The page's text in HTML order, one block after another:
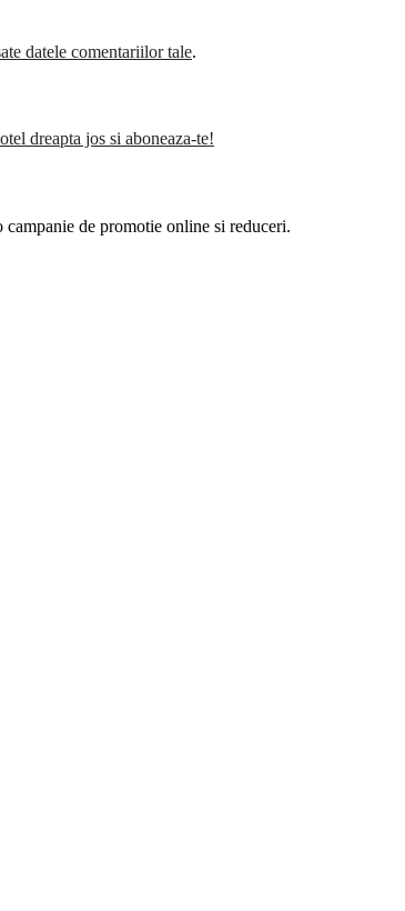
datele comentariilor tale.
dreapta jos si aboneaza-te!
de promotie online si reduceri.